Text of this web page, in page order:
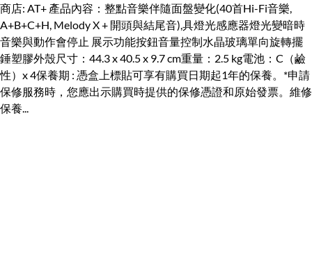
商店: AT+ 產品內容：整點音樂伴隨面盤變化(40首Hi-Fi音樂,
A+B+C+H, Melody X + 開頭與結尾音),具燈光感應器燈光變暗時
音樂與動作會停止 展示功能按鈕音量控制水晶玻璃單向旋轉擺
錘塑膠外殼尺寸：44.3 x 40.5 x 9.7 cm重量：2.5 kg電池：C（鹼
性）x 4保養期 : 憑盒上標貼可享有購買日期起1年的保養。*申請
保修服務時，您應出示購買時提供的保修憑證和原始發票。維修
保養...